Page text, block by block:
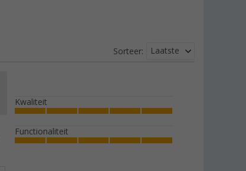
Sorteer: Laatste
Kwaliteit
Functionaliteit